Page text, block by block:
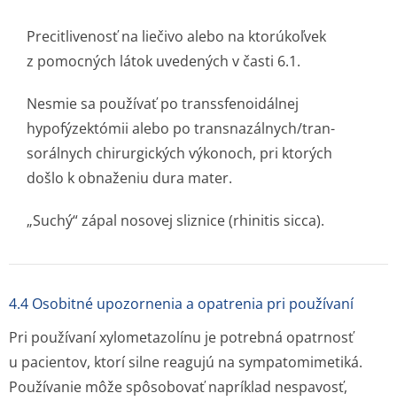
Precitlivenosť na liečivo alebo na ktorúkoľvek
z pomocných látok uvedených v časti 6.1.
Nesmie sa používať po transsfenoidálnej
hypofýzektómii alebo po transnazálnych/tran­
sorálnych chirurgických výkonoch, pri ktorých
došlo k obnaženiu dura mater.
„Suchý“ zápal nosovej sliznice (rhinitis sicca).
4.4 Osobitné upozornenia a opatrenia pri používaní
Pri používaní xylometazolínu je potrebná opatrnosť
u pacientov, ktorí silne reagujú na sympatomimetiká.
Používanie môže spôsobovať napríklad nespavosť,